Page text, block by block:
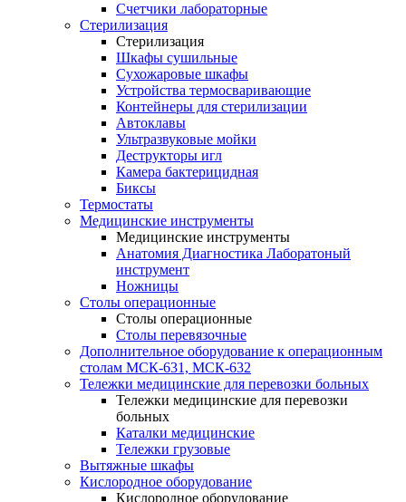
Счетчики лабораторные
Стерилизация
Стерилизация
Шкафы сушильные
Сухожаровые шкафы
Устройства термосваривающие
Контейнеры для стерилизации
Автоклавы
Ультразвуковые мойки
Деструкторы игл
Камера бактерицидная
Биксы
Термостаты
Медицинские инструменты
Медицинские инструменты
Анатомия Диагностика Лаборатоный
инструмент
Ножницы
Столы операционные
Столы операционные
Столы перевязочные
Дополнительное оборудование к операционным
столам МСК-631, МСК-632
Тележки медицинские для перевозки больных
Тележки медицинские для перевозки
больных
Каталки медицинские
Тележки грузовые
Вытяжные шкафы
Кислородное оборудование
Кислородное оборудование